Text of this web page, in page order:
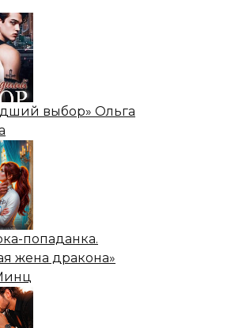
выбор» Ольга
попаданка.
жена дракона»